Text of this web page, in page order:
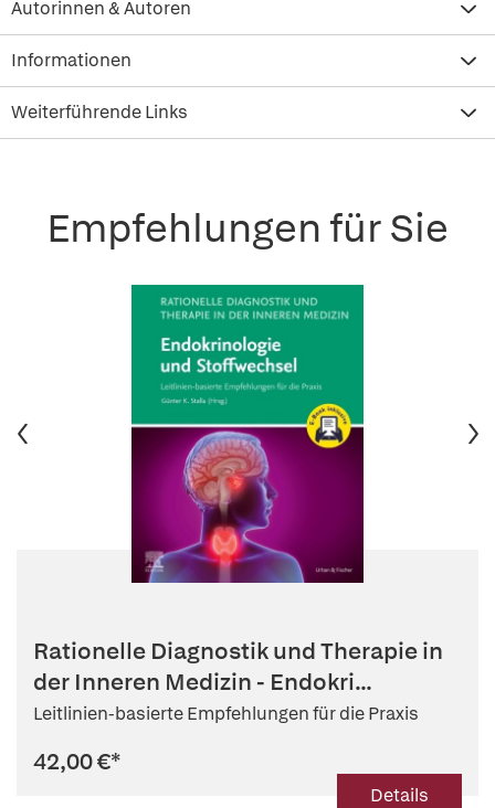
Autorinnen & Autoren
Informationen
Weiterführende Links
Empfehlungen für Sie
Rationelle Diagnostik und Therapie in
der Inneren Medizin - Endokri...
Leitlinien-basierte Empfehlungen für die Praxis
42,00 €*
Details